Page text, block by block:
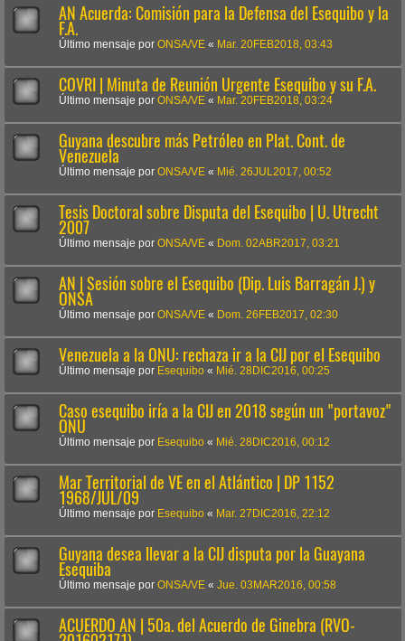
AN Acuerda: Comisión para la Defensa del Esequibo y la
F.A.
Último mensaje por ONSA/VE « Mar. 20FEB2018, 03:43
COVRI | Minuta de Reunión Urgente Esequibo y su F.A.
Último mensaje por ONSA/VE « Mar. 20FEB2018, 03:24
Guyana descubre más Petróleo en Plat. Cont. de
Venezuela
Último mensaje por ONSA/VE « Mié. 26JUL2017, 00:52
Tesis Doctoral sobre Disputa del Esequibo | U. Utrecht
2007
Último mensaje por ONSA/VE « Dom. 02ABR2017, 03:21
AN | Sesión sobre el Esequibo (Dip. Luis Barragán J.) y
ONSA
Último mensaje por ONSA/VE « Dom. 26FEB2017, 02:30
Venezuela a la ONU: rechaza ir a la CIJ por el Esequibo
Último mensaje por Esequibo « Mié. 28DIC2016, 00:25
Caso esequibo iría a la CIJ en 2018 según un "portavoz"
ONU
Último mensaje por Esequibo « Mié. 28DIC2016, 00:12
Mar Territorial de VE en el Atlántico | DP 1152
1968/JUL/09
Último mensaje por Esequibo « Mar. 27DIC2016, 22:12
Guyana desea llevar a la CIJ disputa por la Guayana
Esequiba
Último mensaje por ONSA/VE « Jue. 03MAR2016, 00:58
ACUERDO AN | 50a. del Acuerdo de Ginebra (RVO-